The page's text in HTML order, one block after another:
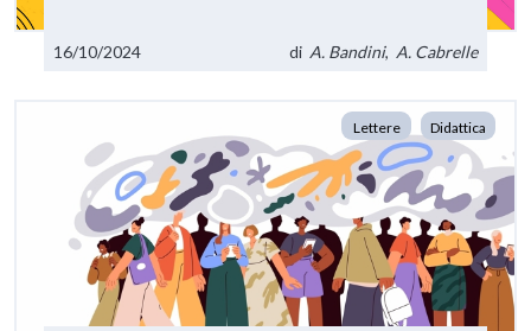
16/10/2024 di A. Bandini, A. Cabrelle
Lettere Didattica